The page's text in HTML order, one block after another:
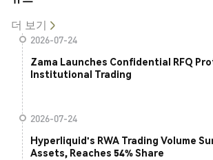
더 보기
2026-07-24
Zama Launches Confidential RFQ
Institutional Trading
2026-07-24
Hyperliquid's RWA Trading Volume
Assets, Reaches 54% Share